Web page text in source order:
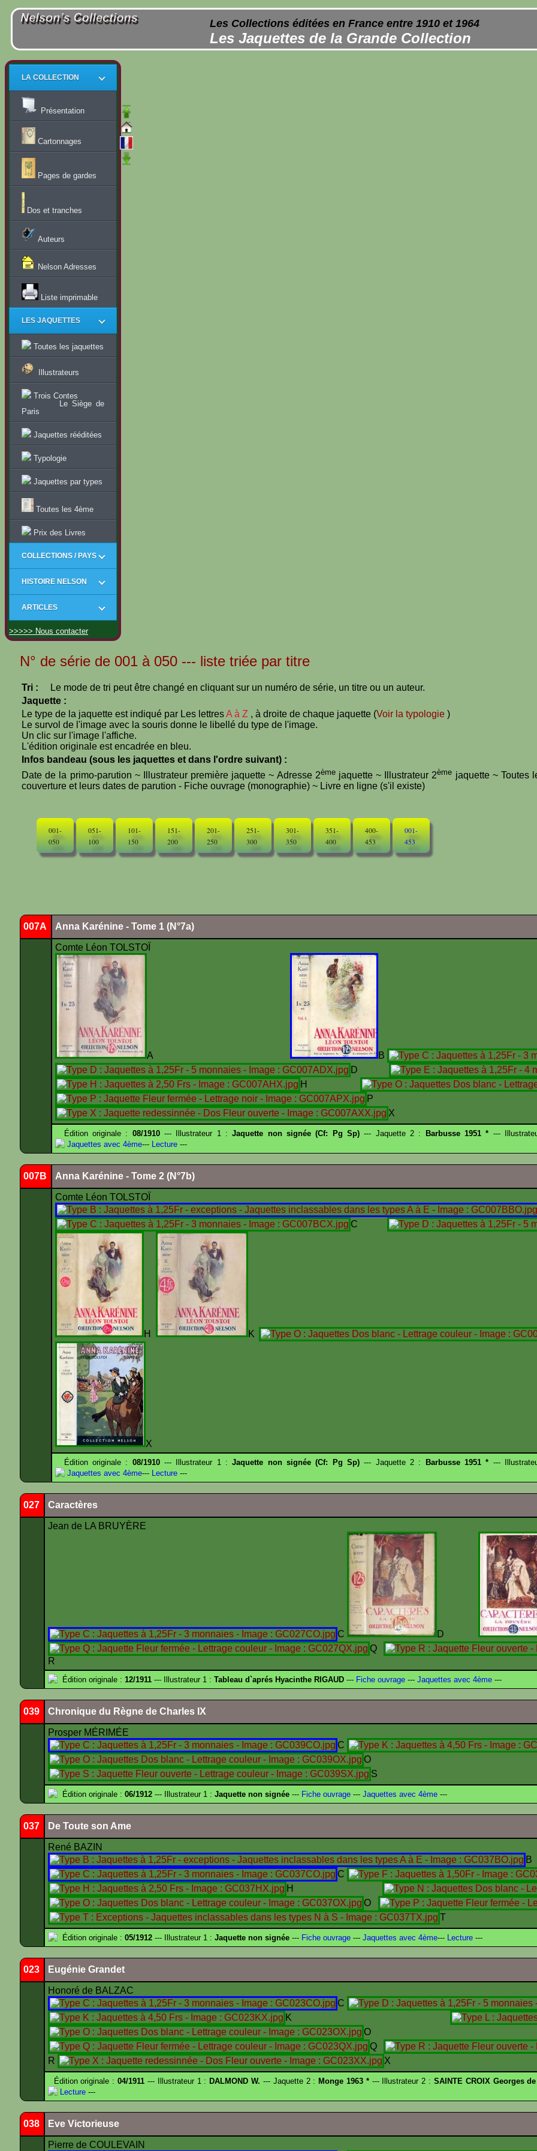
Les Collections éditées en France entre 1910 et 1964
Les Jaquettes de la Grande Collection
LA COLLECTION
Présentation
Cartonnages
Pages de gardes
Dos et tranches
Auteurs
Nelson Adresses
Liste imprimable
LES JAQUETTES
Toutes les jaquettes
Illustrateurs
Trois Contes
Le Siège de
Paris
Jaquettes rééditées
Typologie
Jaquettes par types
Toutes les 4ème
Prix des Livres
COLLECTIONS / PAYS
HISTOIRE NELSON
ARTICLES
>>>>> Nous contacter
N° de série de 001 à 050 --- liste triée par titre
Tri :
Le mode de tri peut être changé en cliquant sur un numéro de série, un titre ou un auteur.
Jaquette :
Le type de la jaquette est indiqué par Les lettresA à Z , à droite de chaque jaquette (Voir la typologie )
Le survol de l'image avec la souris donne le libellé du type de l'image.
Un clic sur l'image l'affiche.
L'édition originale est encadrée en bleu.
Infos bandeau (sous les jaquettes et dans l'ordre suivant) :
Date de la primo-parution ~ Illustrateur première jaquette ~ Adresse 2èmejaquette ~ Illustrateur 2ème jaquette ~ Toutes
couverture et leurs dates de parution - Fiche ouvrage (monographie) ~ Livre en ligne (s'il existe)
001-
050
051-
100
101-
150
151-
200
201-
250
251-
300
301-
350
351-
400
400-
453
001-
453
007A Anna Karénine - Tome 1 (N°7a)
Comte Léon TOLSTOÏ
A
B
D
H
P
X
Édition originale : 08/1910--- Illustrateur 1 :Jaquette non signée (Cf: Pg Sp) --- Jaquette 2 : Barbusse 1951 * ---
Jaquettes avec 4ème--- Lecture ---
007B Anna Karénine - Tome 2 (N°7b)
Comte Léon TOLSTOÏ
C
H K
X
Édition originale : 08/1910--- Illustrateur 1 :Jaquette non signée (Cf: Pg Sp) --- Jaquette 2 : Barbusse 1951 * ---
Jaquettes avec 4ème--- Lecture ---
027 Caractères
Jean de LA BRUYÈRE
C
D
Q
R
Édition originale : 12/1911 --- Illustrateur 1 : Tableau d`aprés Hyacinthe RIGAUD --- Fiche ouvrage --- Jaquettes avec 4ème ---
039 Chronique du Règne de Charles IX
Prosper MÉRIMÉE
C
O
S
Édition originale : 06/1912 --- Illustrateur 1 : Jaquette non signée --- Fiche ouvrage --- Jaquettes avec 4ème ---
037 De Toute son Ame
René BAZIN
B
C
H
O
T
Édition originale : 05/1912 --- Illustrateur 1 : Jaquette non signée --- Fiche ouvrage --- Jaquettes avec 4ème--- Lecture ---
023 Eugénie Grandet
Honoré de BALZAC
C
K
O
Q
R
X
Édition originale :04/1911 --- Illustrateur 1 : DALMOND W. --- Jaquette 2 : Monge 1963 *--- Illustrateur 2 : SAINTE CROIX Georges de
Lecture ---
038 Eve Victorieuse
Pierre de COULEVAIN